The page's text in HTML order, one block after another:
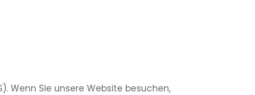
Wenn Sie unsere Website besuchen,